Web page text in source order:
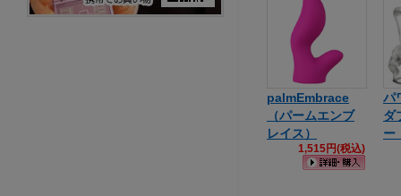
palmEmbrace
（パームエンブ
レイス）
1,515円(税込)
パ
ダ
ー